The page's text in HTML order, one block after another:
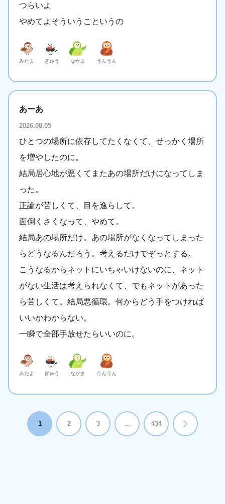
つらいよ
やめてよそういうこというの
みたよ ぎゅう なかま うんうん
あーあ
2026.08.05
ひとつの場所に依存してたくなくて、せっかく場所
を増やしたのに。
結局居心地が悪くてまたあの場所だけになってしま
った。
正論が苦しくて、目を逸らして。
面倒くさくなって、やめて。
結局あの場所だけ。あの場所がなくなってしまった
らどうなるんだろう。考えるだけでぞっとする。
こうなるからネットにいちゃいけないのに、ネット
がない生活は考えられなくて、でもネットがあった
ら苦しくて。結局悪循環。何からどう手をつければ
いいかわからない。
一瞬で全部手放せたらいいのに。
みたよ ぎゅう なかま うんうん
1 2 3 … 434